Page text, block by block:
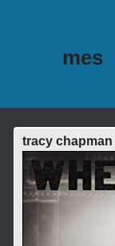
mes
tracy chapman